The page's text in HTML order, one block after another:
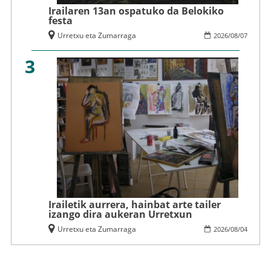
Irailaren 13an ospatuko da Belokiko
festa
2026/08/07
Urretxu eta Zumarraga
3
Irailetik aurrera, hainbat arte tailer
izango dira aukeran Urretxun
2026/08/04
Urretxu eta Zumarraga